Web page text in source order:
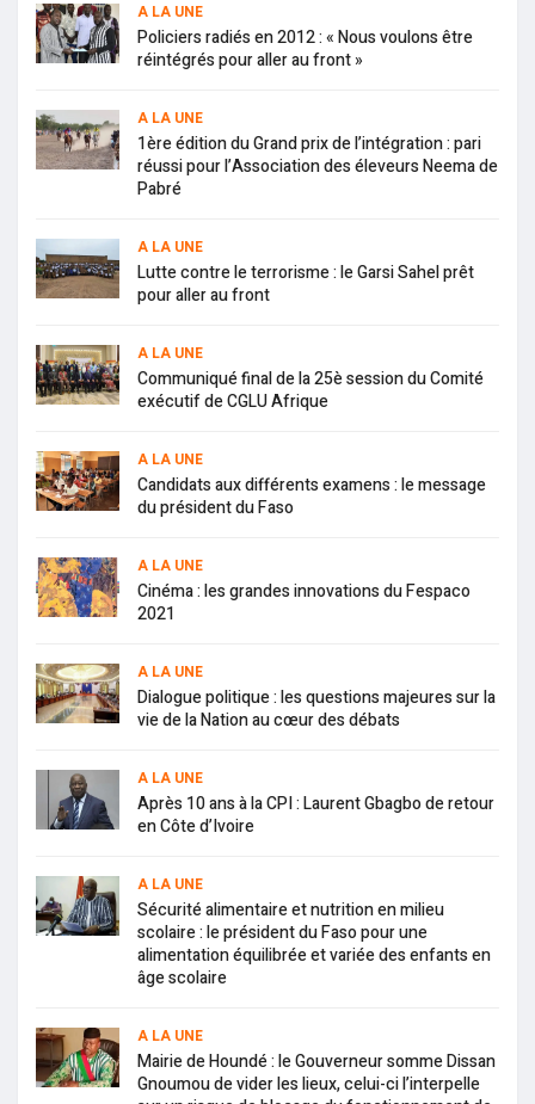
A LA UNE
Policiers radiés en 2012 : « Nous voulons être
réintégrés pour aller au front »
A LA UNE
1ère édition du Grand prix de l’intégration : pari
réussi pour l’Association des éleveurs Neema de
Pabré
A LA UNE
Lutte contre le terrorisme : le Garsi Sahel prêt
pour aller au front
A LA UNE
Communiqué final de la 25è session du Comité
exécutif de CGLU Afrique
A LA UNE
Candidats aux différents examens : le message
du président du Faso
A LA UNE
Cinéma : les grandes innovations du Fespaco
2021
A LA UNE
Dialogue politique : les questions majeures sur la
vie de la Nation au cœur des débats
A LA UNE
Après 10 ans à la CPI : Laurent Gbagbo de retour
en Côte d’Ivoire
A LA UNE
Sécurité alimentaire et nutrition en milieu
scolaire : le président du Faso pour une
alimentation équilibrée et variée des enfants en
âge scolaire
A LA UNE
Mairie de Houndé : le Gouverneur somme Dissan
Gnoumou de vider les lieux, celui-ci l’interpelle